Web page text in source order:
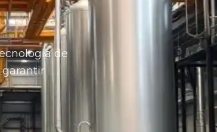
de
garantir